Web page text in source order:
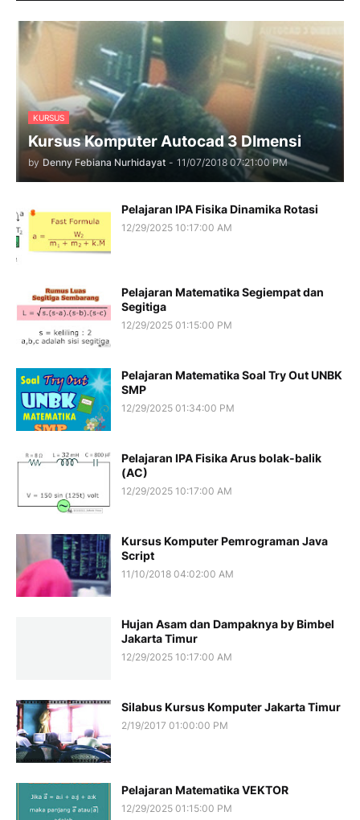
KURSUS
Kursus Komputer Autocad 3 DImensi
by Denny Febiana Nurhidayat - 11/07/2018 07:21:00 PM
Pelajaran IPA Fisika Dinamika Rotasi
12/29/2025 10:17:00 AM
Pelajaran Matematika Segiempat dan
Segitiga
12/29/2025 01:15:00 PM
Pelajaran Matematika Soal Try Out UNBK
SMP
12/29/2025 01:34:00 PM
Pelajaran IPA Fisika Arus bolak-balik
(AC)
12/29/2025 10:17:00 AM
Kursus Komputer Pemrograman Java
Script
11/10/2018 04:02:00 AM
Hujan Asam dan Dampaknya by Bimbel
Jakarta Timur
12/29/2025 10:17:00 AM
Silabus Kursus Komputer Jakarta Timur
2/19/2017 01:00:00 PM
Pelajaran Matematika VEKTOR
12/29/2025 01:15:00 PM